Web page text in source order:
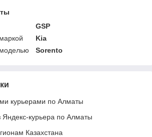
GSP
Kia
Sorento
курьерами по Алматы
Яндекс-курьера по Алматы
Казахстана